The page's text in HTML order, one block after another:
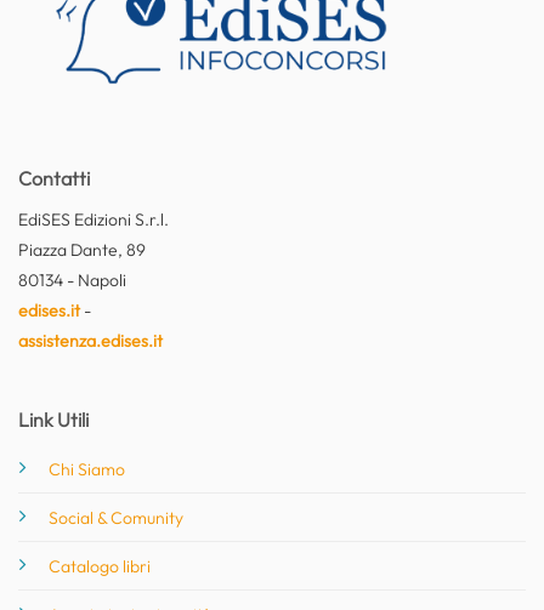
Contatti
EdiSES Edizioni S.r.l.
Piazza Dante, 89
80134 - Napoli
edises.it-
assistenza.edises.it
Link Utili
Chi Siamo
Social & Comunity
Catalogo libri